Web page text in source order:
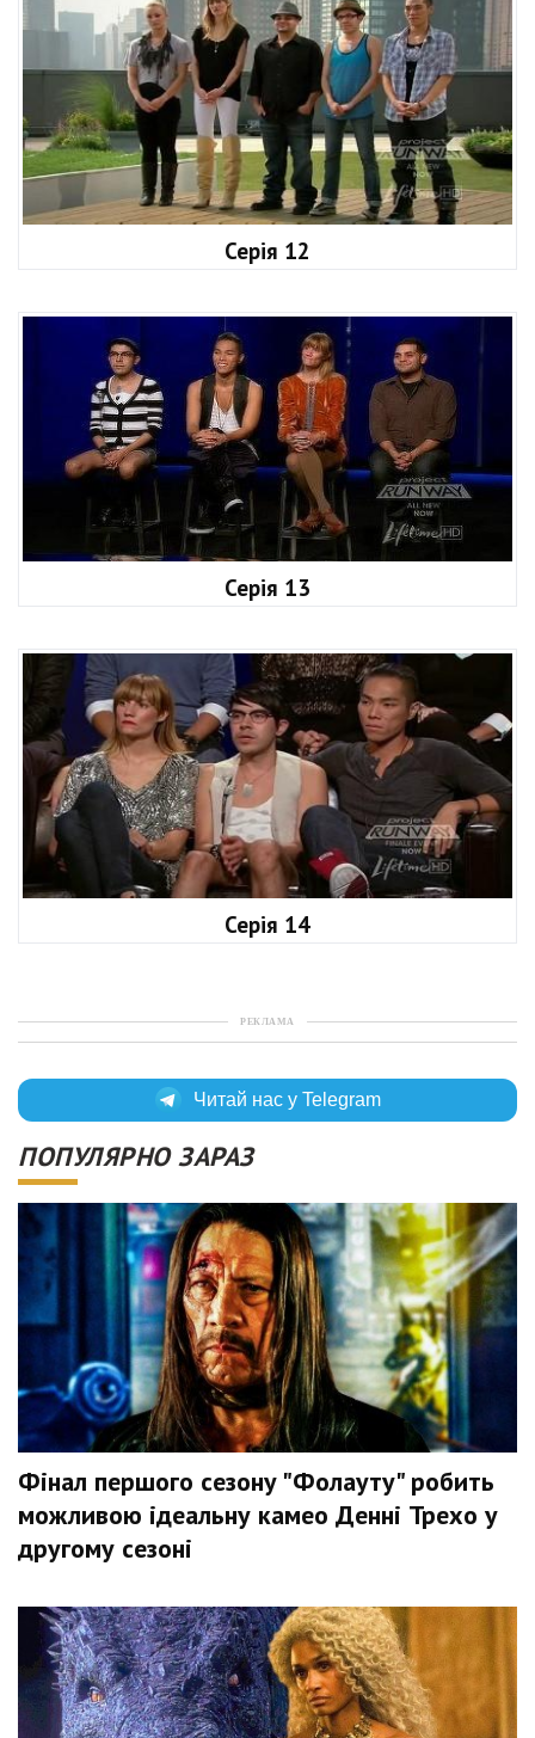
Серія 12
Серія 13
Серія 14
РЕКЛАМА
Читай нас у Telegram
ПОПУЛЯРНО ЗАРАЗ
Фінал першого сезону "Фолауту" робить
можливою ідеальну камео Денні Трехо у
другому сезоні